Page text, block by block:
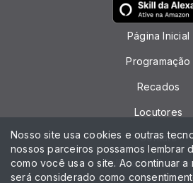
Página Inicial
Programação
Recados
Locutores
Contato
Política de
Nosso site usa cookies e outras
nossos parceiros possamos lembrar
como você usa o site. Ao continuar
será considerado como